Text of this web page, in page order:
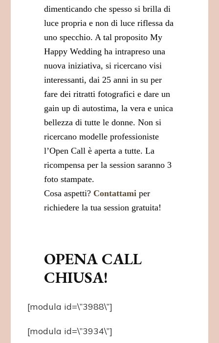
dimenticando che spesso si brilla di
luce propria e non di luce riflessa da
uno specchio. A tal proposito My
Happy Wedding ha intrapreso una
nuova iniziativa, si ricercano visi
interessanti, dai 25 anni in su per
fare dei ritratti fotografici e dare un
gain up di autostima, la vera e unica
bellezza di tutte le donne. Non si
ricercano modelle professioniste
l’Open Call è aperta a tutte. La
ricompensa per la session saranno 3
foto stampate.
Cosa aspetti? Contattami per
richiedere la tua session gratuita!
OPENA CALL
CHIUSA!
[modula id=\”3988\”]
[modula id=\”3934\”]